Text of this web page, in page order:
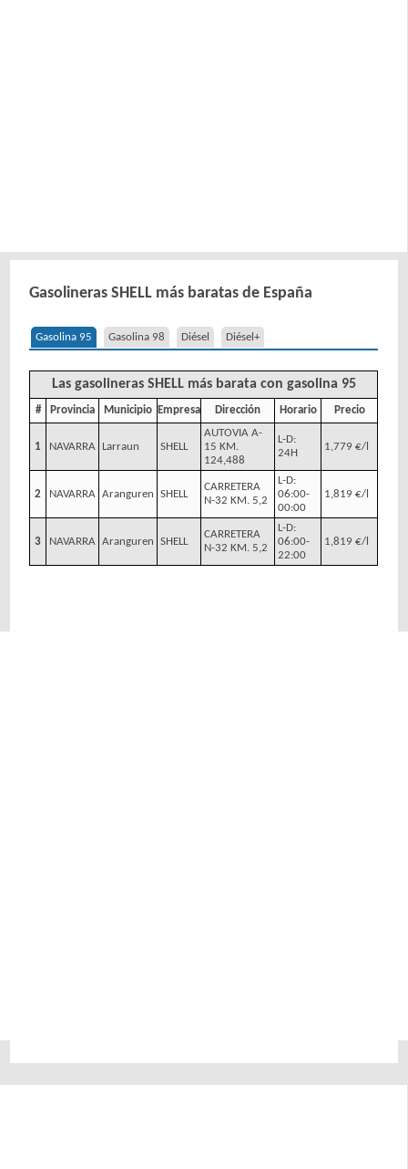
Gasolineras SHELL más baratas de España
Gasolina 95 Gasolina 98 Diésel Diésel+
Las gasolineras SHELL más barata con gasolina 95
# Provincia Municipio Empresa Dirección Horario Precio
1 NAVARRA Larraun SHELL
AUTOVIA A-
15 KM.
124,488
L-D:
24H
1,779 €/l
2 NAVARRA Aranguren SHELL
CARRETERA
N-32 KM. 5,2
L-D:
06:00-
00:00
1,819 €/l
3 NAVARRA Aranguren SHELL
CARRETERA
N-32 KM. 5,2
L-D:
06:00-
22:00
1,819 €/l